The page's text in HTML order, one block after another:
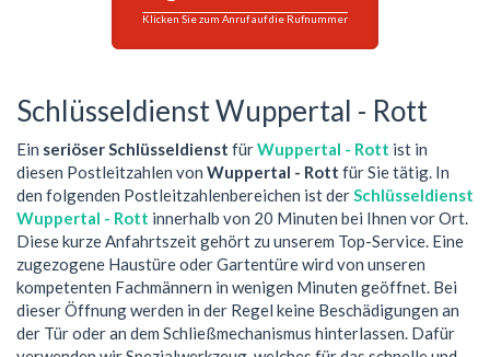
Klicken Sie zum Anruf auf die Rufnummer
Schlüsseldienst Wuppertal - Rott
Ein seriöser Schlüsseldienst fürWuppertal - Rott ist in
diesen Postleitzahlen von Wuppertal - Rott für Sie tätig. In
den folgenden Postleitzahlenbereichen ist derSchlüsseldienst
Wuppertal - Rott innerhalb von 20 Minuten bei Ihnen vor Ort.
Diese kurze Anfahrtszeit gehört zu unserem Top-Service. Eine
zugezogene Haustüre oder Gartentüre wird von unseren
kompetenten Fachmännern in wenigen Minuten geöffnet. Bei
dieser Öffnung werden in der Regel keine Beschädigungen an
der Tür oder an dem Schließmechanismus hinterlassen. Dafür